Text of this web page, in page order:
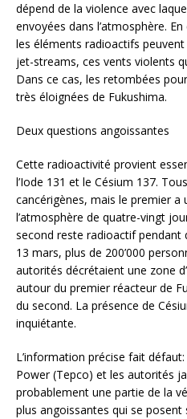
dépend de la violence avec
envoyées dans l’atmosphère.
les éléments radioactifs
jet-streams, ces vents violents
Dans ce cas, les retombées
très éloignées de Fukushima.
Deux questions angoissantes
Cette radioactivité provient
l’Iode 131 et le Césium 137.
cancérigènes, mais le premier a
l’atmosphère de quatre-vingt
second reste radioactif pendant
13 mars, plus de 200’000
autorités décrétaient une zone
autour du premier réacteur de
du second. La présence de
inquiétante.
L’information précise fait
Power (Tepco) et les autorités
probablement une partie de la
plus angoissantes qui se